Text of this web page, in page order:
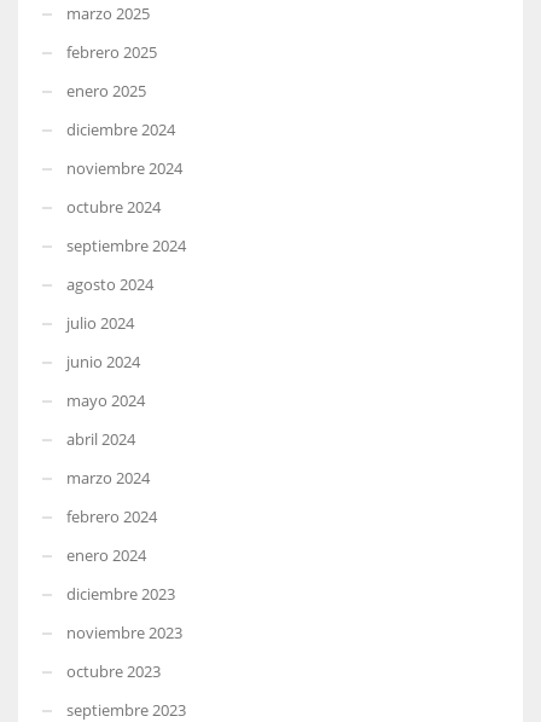
marzo 2025
febrero 2025
enero 2025
diciembre 2024
noviembre 2024
octubre 2024
septiembre 2024
agosto 2024
julio 2024
junio 2024
mayo 2024
abril 2024
marzo 2024
febrero 2024
enero 2024
diciembre 2023
noviembre 2023
octubre 2023
septiembre 2023